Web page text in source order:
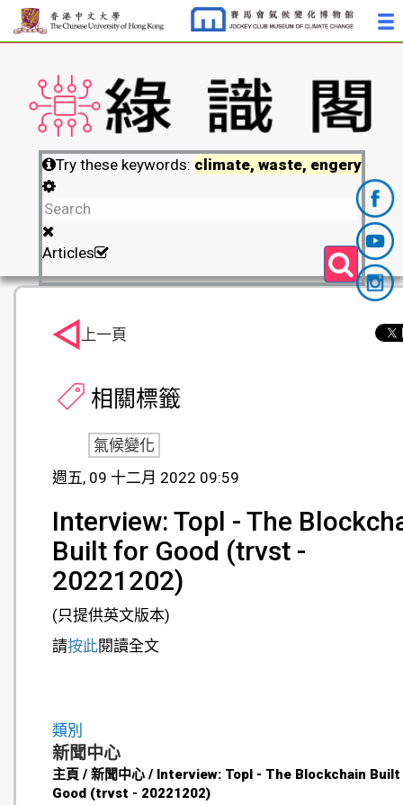
Try these keywords: climate, waste, engery
Articles
週五, 09 十二月 2022 09:59
Interview: Topl - The
Built for Good (trvst -
20221202)
(只提供英文版本)
請按此閱讀全文
類別
新聞中心
主頁 / 新聞中心 / Interview: Topl - The Blockchain
Good (trvst - 20221202)
相關標籤
氣候變化
上一頁